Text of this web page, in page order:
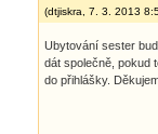
(dtjiskra 7. 3. 2013
Ubytování sester
dát společně, pokud
do přihlášky.